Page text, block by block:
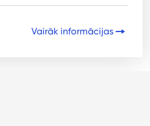
Vairāk informācijas